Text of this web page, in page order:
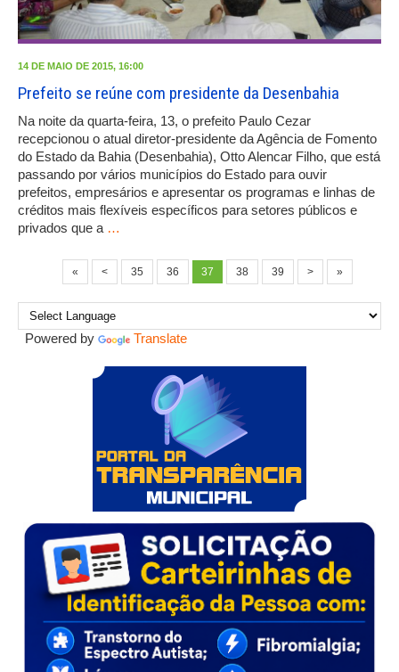
14 DE MAIO DE 2015, 16:00
Prefeito se reúne com presidente da Desenbahia
Na noite da quarta-feira, 13, o prefeito Paulo Cezar
recepcionou o atual diretor-presidente da Agência de Fomento
do Estado da Bahia (Desenbahia), Otto Alencar Filho, que está
passando por vários municípios do Estado para ouvir
prefeitos, empresários e apresentar os programas e linhas de
créditos mais flexíveis específicos para setores públicos e
privados que a …
« < 35 36 37 38 39 > »
Powered by Translate